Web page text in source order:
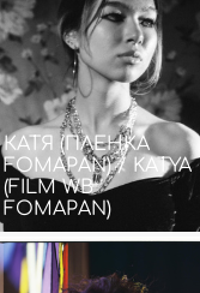
КАТЯ (ПЛЕНКА
FOMAPAN) / KATYA
(FILM WB
FOMAPAN)